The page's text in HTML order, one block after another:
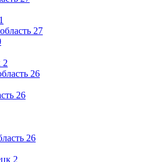
1
27
2
26
26
26
2